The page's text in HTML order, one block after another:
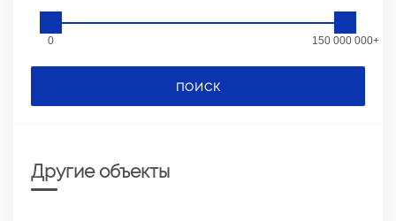
0 150 000 000+
ПОИСК
Другие объекты